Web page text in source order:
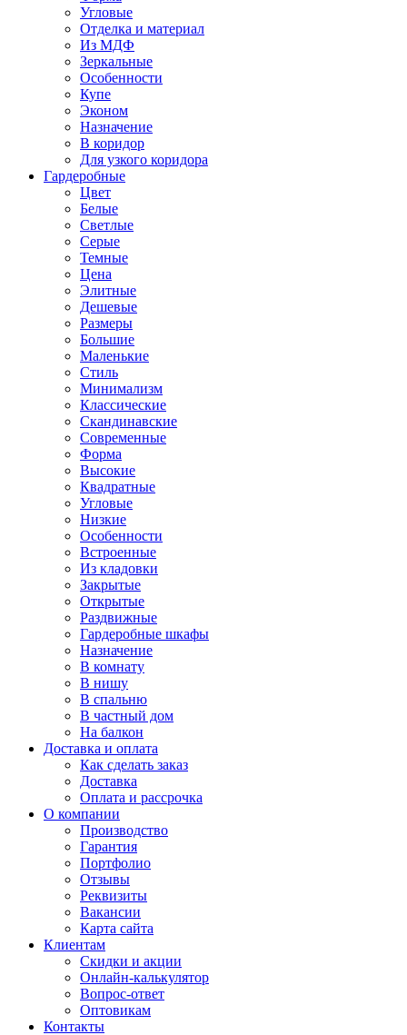
Угловые
Отделка и материал
Из МДФ
Зеркальные
Особенности
Купе
Эконом
Назначение
В коридор
Для узкого коридора
Гардеробные
Цвет
Белые
Светлые
Серые
Темные
Цена
Элитные
Дешевые
Размеры
Большие
Маленькие
Стиль
Минимализм
Классические
Скандинавские
Современные
Форма
Высокие
Квадратные
Угловые
Низкие
Особенности
Встроенные
Из кладовки
Закрытые
Открытые
Раздвижные
Гардеробные шкафы
Назначение
В комнату
В нишу
В спальню
В частный дом
На балкон
Доставка и оплата
Как сделать заказ
Доставка
Оплата и рассрочка
О компании
Производство
Гарантия
Портфолио
Отзывы
Реквизиты
Вакансии
Карта сайта
Клиентам
Скидки и акции
Онлайн-калькулятор
Вопрос-ответ
Оптовикам
Контакты